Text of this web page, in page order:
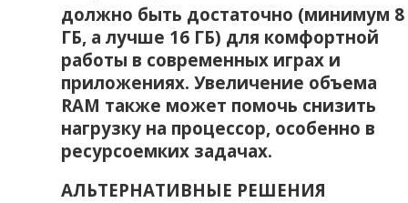
должно быть достаточно (минимум 8
ГБ‚ а лучше 16 ГБ) для комфортной
работы в современных играх и
приложениях. Увеличение объема
RAM также может помочь снизить
нагрузку на процессор‚ особенно в
ресурсоемких задачах.
АЛЬТЕРНАТИВНЫЕ РЕШЕНИЯ